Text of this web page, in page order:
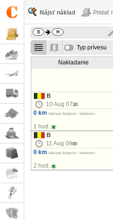
Nájsť náklad Pridať
Typ prívesu
Nakladanie
B
10 Aug 0730
0 km Náklady Belgicko - Maďarsko
1 hod.
B
11 Aug 0900
0 km Náklady Belgicko - Maďarsko
2 hod.